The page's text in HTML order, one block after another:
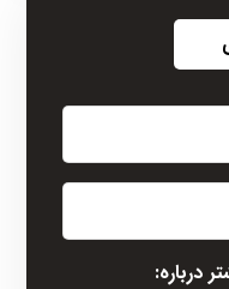
درباره: